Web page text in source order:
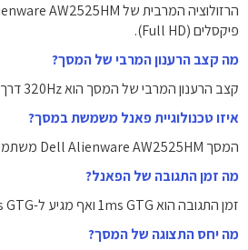
פיקסלים (Full HD).
מה קצב הרענון המרבי של המסך?
קצב הרענון המרבי של המסך הוא ‎320Hz‎ דרך חיבור DisplayPort.
איזו טכנולוגיית פאנל משמשת במסך?
המסך Dell Alienware AW2525HM משתמש בפאנל מסוג Fast IPS.
מה זמן התגובה של הפאנל?
זמן התגובה הוא ‎1ms GTG‎ ואף מגיע ל-‎0.5ms GTG‎ במצבים מסוימים.
מה יחס התצוגה של המסך?